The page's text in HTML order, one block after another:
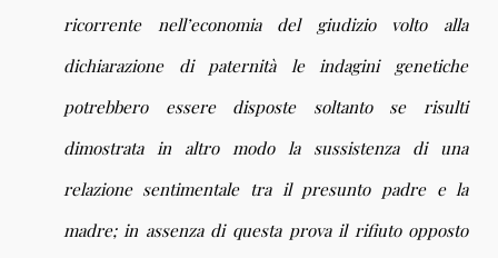
ricorrente nell’economia del giudizio volto alla
dichiarazione di paternità le indagini genetiche
potrebbero essere disposte soltanto se risulti
dimostrata in altro modo la sussistenza di una
relazione sentimentale tra il presunto padre e la
madre; in assenza di questa prova il rifiuto opposto